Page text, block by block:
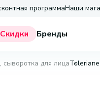
программаНаши
Скидки Бренды
сыворотка для лица